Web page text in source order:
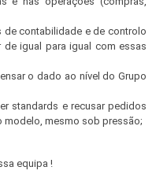
contabilidade e de controlo
igual para igual com essas
o dado ao nível do Grupo
standards e recusar pedidos
modelo, mesmo sob pressão;
equipa !